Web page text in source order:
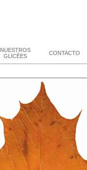
NUESTROS
GLICÉES
CONTACTO